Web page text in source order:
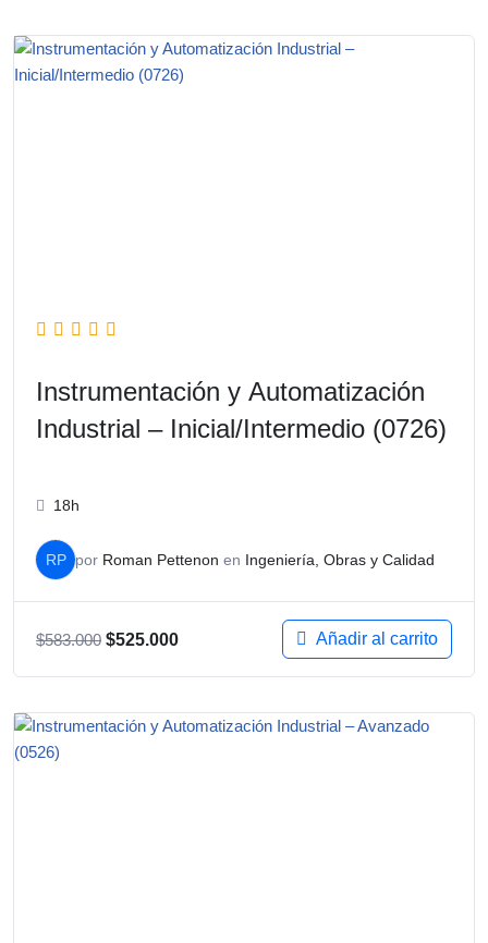
Instrumentación y Automatización
Industrial – Inicial/Intermedio (0726)
18h
RP por Roman Pettenon en Ingeniería, Obras y Calidad
$583.000 $525.000 Añadir al carrito